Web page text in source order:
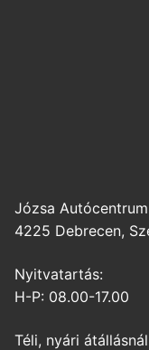
Józsa
4225 Debrecen,
Nyitvatartás:
H-P: 08.00-17.00
Téli, nyári